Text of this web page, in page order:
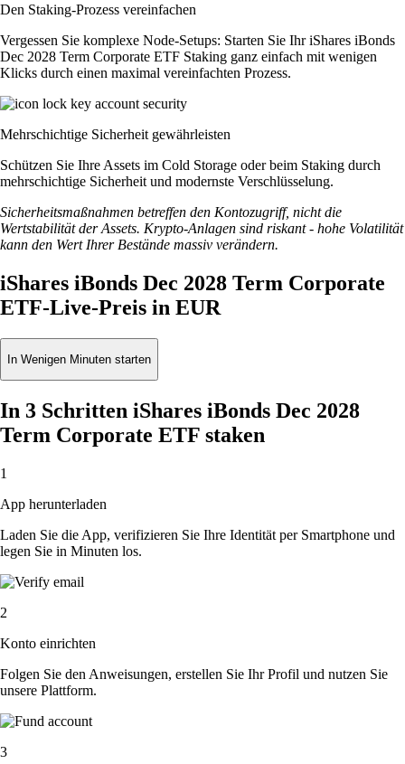
Den Staking-Prozess vereinfachen
Vergessen Sie komplexe Node-Setups: Starten Sie Ihr iShares iBonds
Dec 2028 Term Corporate ETF Staking ganz einfach mit wenigen
Klicks durch einen maximal vereinfachten Prozess.
Mehrschichtige Sicherheit gewährleisten
Schützen Sie Ihre Assets im Cold Storage oder beim Staking durch
mehrschichtige Sicherheit und modernste Verschlüsselung.
Sicherheitsmaßnahmen betreffen den Kontozugriff, nicht die
Wertstabilität der Assets. Krypto-Anlagen sind riskant - hohe Volatilität
kann den Wert Ihrer Bestände massiv verändern.
iShares iBonds Dec 2028 Term Corporate
ETF-Live-Preis in EUR
In Wenigen Minuten starten
In 3 Schritten iShares iBonds Dec 2028
Term Corporate ETF staken
1
App herunterladen
Laden Sie die App, verifizieren Sie Ihre Identität per Smartphone und
legen Sie in Minuten los.
2
Konto einrichten
Folgen Sie den Anweisungen, erstellen Sie Ihr Profil und nutzen Sie
unsere Plattform.
3